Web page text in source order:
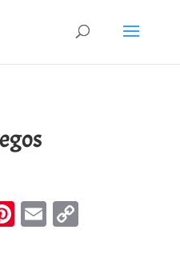
Pinterest
EmailCopy